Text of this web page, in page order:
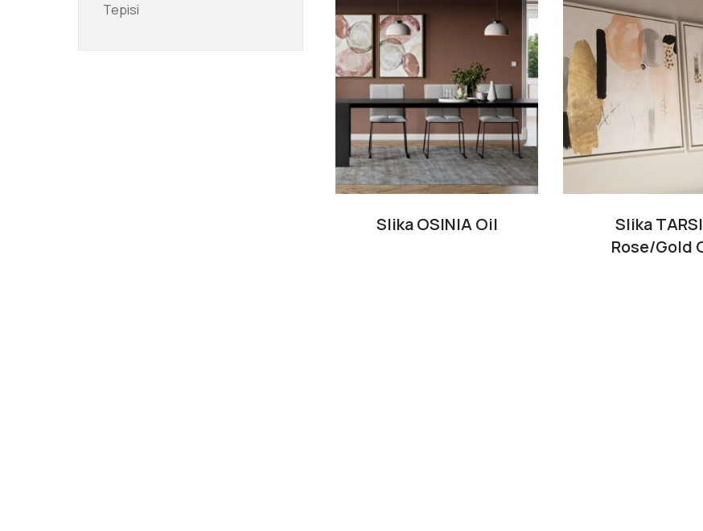
Slika OSINIA Oil
Slika
Rose/Gold
Tepisi